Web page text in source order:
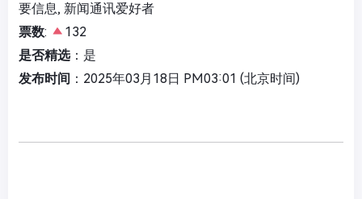
要信息, 新闻通讯爱好者
票数:
132
是否精选：是
发布时间 ：2025年03月18日 PM03:01 (北京时间)